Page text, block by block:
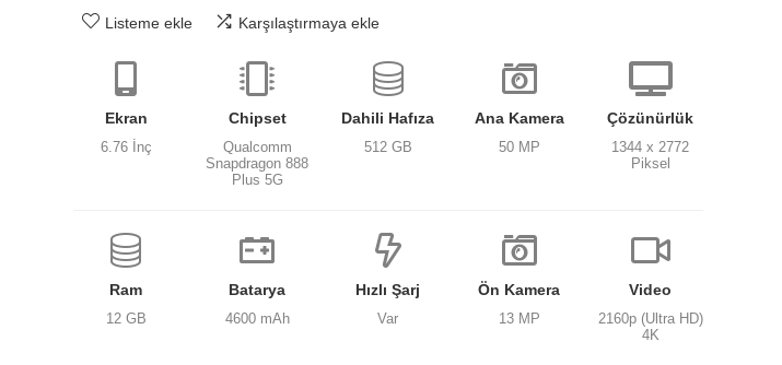
Listeme ekle Karşılaştırmaya ekle
Ekran
6.76 İnç
Chipset
Qualcomm
Snapdragon 888
Plus 5G
Dahili Hafıza
512 GB
Ana Kamera
50 MP
Çözünürlük
1344 x 2772
Piksel
Ram
12 GB
Batarya
4600 mAh
Hızlı Şarj
Var
Ön Kamera
13 MP
Video
2160p (Ultra HD)
4K